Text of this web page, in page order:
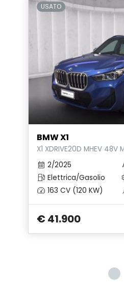
Servosterzo
Sistema di apertura keyless
Sistema di chiamata
Sistema di ricarica wireless per
Specchietti di cortesia
Specchietti retrovisori elettrici e
Start & Stop
Tappetini
USATO
BMW X1
X1 XDRIVE20D MHEV 48V
2/2025
Elettrica/Gasolio
163 CV (120 KW)
€ 41.900